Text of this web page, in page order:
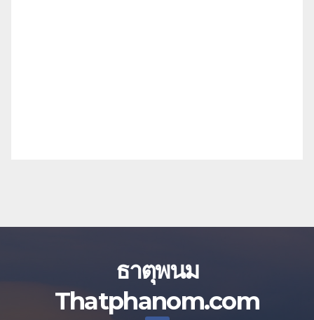
ธาตุพนม
Thatphanom.com